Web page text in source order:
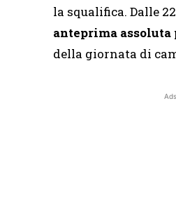
la squalifica. Dalle
anteprima
della giornata di
Ads